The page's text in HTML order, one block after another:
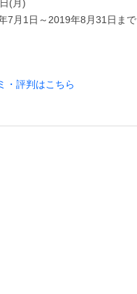
(月)
7月1日～2019年8月31日まで
・評判はこちら